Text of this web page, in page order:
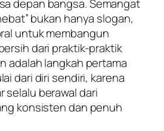
depan bangsa. Semangat
bukan hanya slogan,
untuk membangun
dari praktik-praktik
adalah langkah pertama
dari diri sendiri, karena
selalu berawal dari
konsisten dan penuh